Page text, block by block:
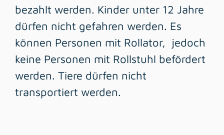
bezahlt werden. Kinder unter 12 Jahre
dürfen nicht gefahren werden. Es
können Personen mit Rollator, jedoch
keine Personen mit Rollstuhl befördert
werden. Tiere dürfen nicht
transportiert werden.